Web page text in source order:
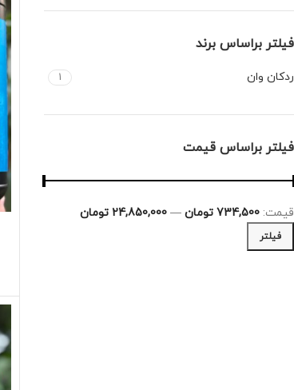
فیلتر براساس برند
ردکان وان 1
فیلتر براساس قیمت
فیلتر
قیمت: 734,500 تومان — 24,850,000 تومان